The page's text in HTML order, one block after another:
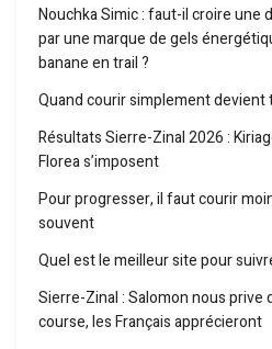
Nouchka Simic : faut-il croire une
par une marque de gels
banane en trail ?
Quand courir simplement
Résultats Sierre-Zinal 2026 :
Florea s’imposent
Pour progresser, il faut courir
souvent
Quel est le meilleur site pour
Sierre-Zinal : Salomon nous prive
course, les Français apprécieront